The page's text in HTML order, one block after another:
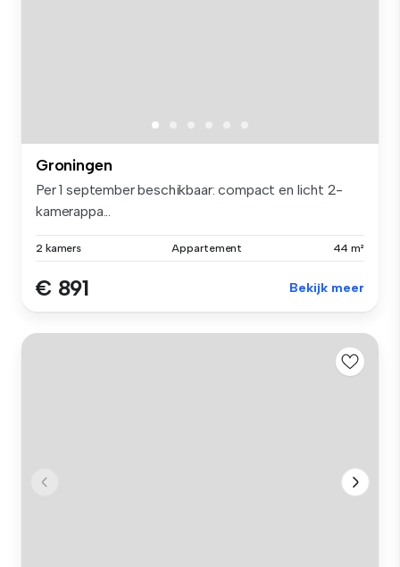
Groningen
Per 1 september beschikbaar: compact en licht 2-
kamerappa...
2 kamers Appartement 44 m²
€ 891 Bekijk meer